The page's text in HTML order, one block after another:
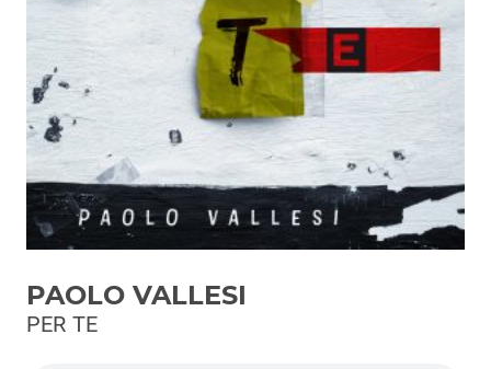
Playlist
Novità
Subasio Playlist
Web Radio
Radio Subasio
Radio Subasio +
PAOLO VALLESI
PER TE